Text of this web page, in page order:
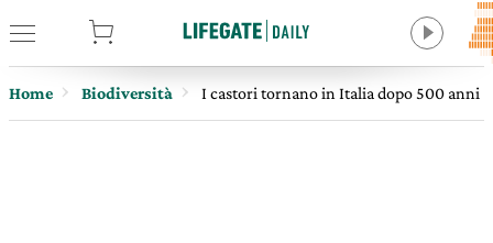
Home Biodiversità I castori tornano in Italia dopo 500 anni